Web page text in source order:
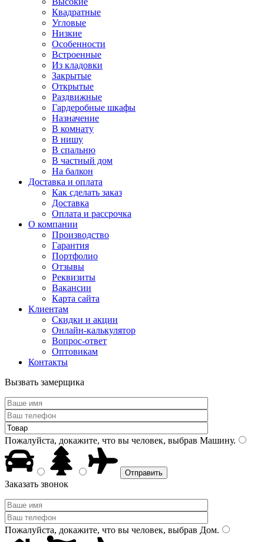
Квадратные
Угловые
Низкие
Особенности
Встроенные
Из кладовки
Закрытые
Открытые
Раздвижные
Гардеробные шкафы
Назначение
В комнату
В нишу
В спальню
В частный дом
На балкон
Доставка и оплата
Как сделать заказ
Доставка
Оплата и рассрочка
О компании
Производство
Гарантия
Портфолио
Отзывы
Реквизиты
Вакансии
Карта сайта
Клиентам
Скидки и акции
Онлайн-калькулятор
Вопрос-ответ
Оптовикам
Контакты
Вызвать замерщика
Пожалуйста, докажите, что вы человек, выбрав Машину.
Заказать звонок
Пожалуйста, докажите, что вы человек, выбрав Дом.